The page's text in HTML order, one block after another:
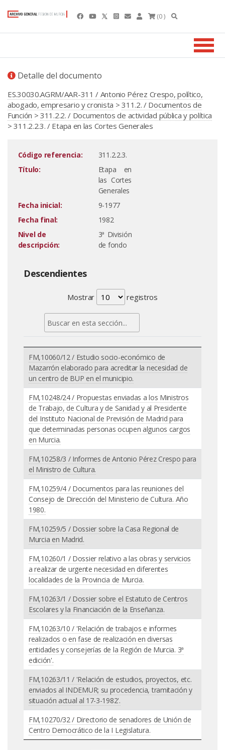
(0 )
Detalle del documento
ES.30030.AGRM/AAR-311 / Antonio Pérez Crespo, político,
abogado, empresario y cronista >311.2. / Documentos de
Función >311.2.2. / Documentos de actividad pública y política
> 311.2.2.3. / Etapa en las Cortes Generales
Código referencia:
311.2.2.3.
Título:
Etapa en
las Cortes
Generales
Fecha inicial:
9-1977
Fecha final:
1982
Nivel de
descripción:
3ª División
de fondo
Descendientes
Mostrar registros
FM,10060/12 / Estudio socio-económico de
Mazarrón elaborado para acreditar la necesidad de
un centro de BUP en el municipio.
FM,10248/24 / Propuestas enviadas a los Ministros
de Trabajo, de Cultura y de Sanidad y al Presidente
del Instituto Nacional de Previsión de Madrid para
que determinadas personas ocupen algunos cargos
en Murcia.
FM,10258/3 / Informes de Antonio Pérez Crespo para
el Ministro de Cultura.
FM,10259/4 / Documentos para las reuniones del
Consejo de Dirección del Ministerio de Cultura. Año
1980.
FM,10259/5 / Dossier sobre la Casa Regional de
Murcia en Madrid.
FM,10260/1 / Dossier relativo a las obras y servicios
a realizar de urgente necesidad en diferentes
localidades de la Provincia de Murcia.
FM,10263/1 / Dossier sobre el Estatuto de Centros
Escolares y la Financiación de la Enseñanza.
FM,10263/10 / 'Relación de trabajos e informes
realizados o en fase de realización en diversas
entidades y consejerías de la Región de Murcia. 3ª
edición'.
FM,10263/11 / 'Relación de estudios, proyectos, etc.
enviados al INDEMUR; su procedencia, tramitación y
situación actual al 17-3-1982'.
FM,10270/32 / Directorio de senadores de Unión de
Centro Democrático de la I Legislatura.